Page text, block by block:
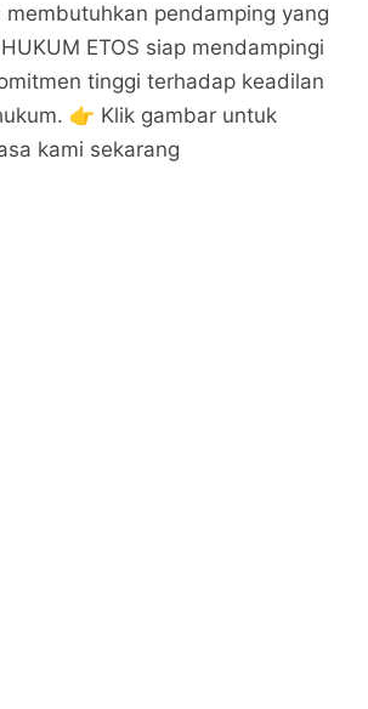
membutuhkan pendamping yang
ETOS siap mendampingi
tinggi terhadap keadilan
👉 Klik gambar untuk
kami sekarang